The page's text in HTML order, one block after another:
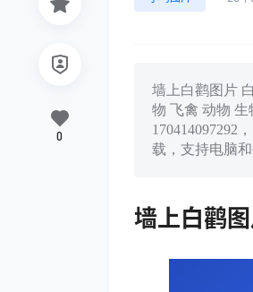
墙上白鹳图片
物 飞禽 动物 生
170414097292
载，支持电脑
墙上白鹳
0